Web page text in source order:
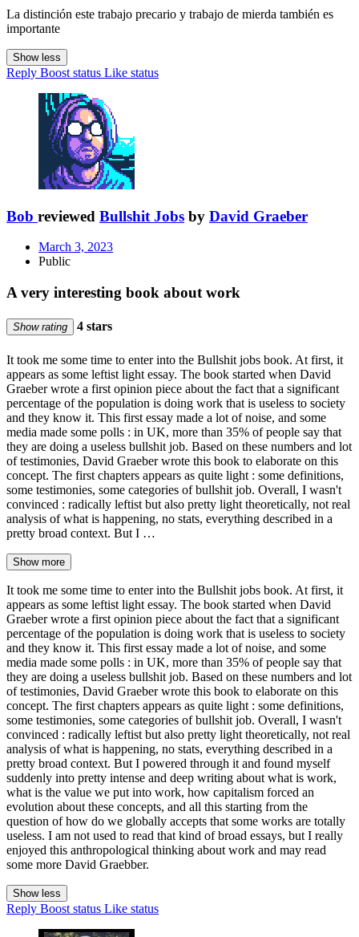
La distinción este trabajo precario y trabajo de mierda también es
importante
Show less
Reply Boost status Like status
Bob reviewed Bullshit Jobs by David Graeber
March 3, 2023
Public
A very interesting book about work
Show rating 4 stars
It took me some time to enter into the Bullshit jobs book. At first, it
appears as some leftist light essay. The book started when David
Graeber wrote a first opinion piece about the fact that a significant
percentage of the population is doing work that is useless to society
and they know it. This first essay made a lot of noise, and some
media made some polls : in UK, more than 35% of people say that
they are doing a useless bullshit job. Based on these numbers and lot
of testimonies, David Graeber wrote this book to elaborate on this
concept. The first chapters appears as quite light : some definitions,
some testimonies, some categories of bullshit job. Overall, I wasn't
convinced : radically leftist but also pretty light theoretically, not real
analysis of what is happening, no stats, everything described in a
pretty broad context. But I …
Show more
It took me some time to enter into the Bullshit jobs book. At first, it
appears as some leftist light essay. The book started when David
Graeber wrote a first opinion piece about the fact that a significant
percentage of the population is doing work that is useless to society
and they know it. This first essay made a lot of noise, and some
media made some polls : in UK, more than 35% of people say that
they are doing a useless bullshit job. Based on these numbers and lot
of testimonies, David Graeber wrote this book to elaborate on this
concept. The first chapters appears as quite light : some definitions,
some testimonies, some categories of bullshit job. Overall, I wasn't
convinced : radically leftist but also pretty light theoretically, not real
analysis of what is happening, no stats, everything described in a
pretty broad context. But I powered through it and found myself
suddenly into pretty intense and deep writing about what is work,
what is the value we put into work, how capitalism forced an
evolution about these concepts, and all this starting from the
question of how do we globally accepts that some works are totally
useless. I am not used to read that kind of broad essays, but I really
enjoyed this anthropological thinking about work and may read
some more David Graebber.
Show less
Reply Boost status Like status